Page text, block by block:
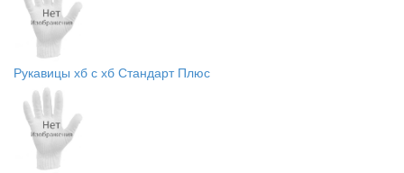
Рукавицы хб с хб Стандарт Плюс